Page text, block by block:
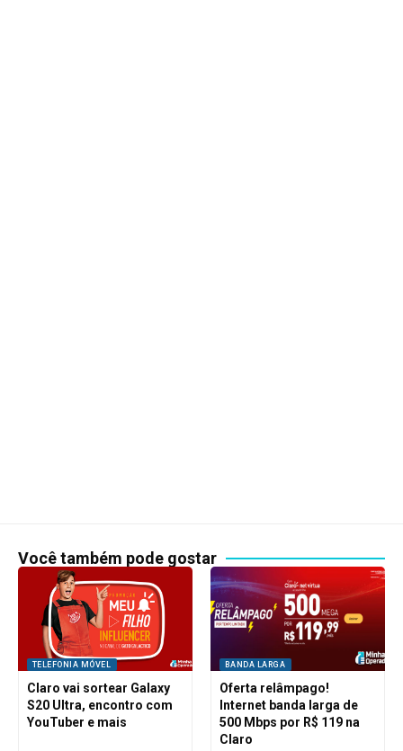
Você também pode gostar
TELEFONIA MÓVEL
Claro vai sortear Galaxy
S20 Ultra, encontro com
YouTuber e mais
BANDA LARGA
Oferta relâmpago!
Internet banda larga de
500 Mbps por R$ 119 na
Claro